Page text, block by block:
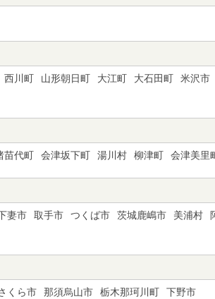
西川町 山形朝日町 大江町 大石田町 米沢市
苗代町 会津坂下町 湯川村 柳津町 会津美里
妻市 取手市 つくば市 茨城鹿嶋市 美浦村
くら市 那須烏山市 栃木那珂川町 下野市